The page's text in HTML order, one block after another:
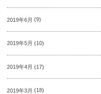
2019年6月 (9)
2019年5月 (10)
2019年4月 (17)
2019年3月 (18)